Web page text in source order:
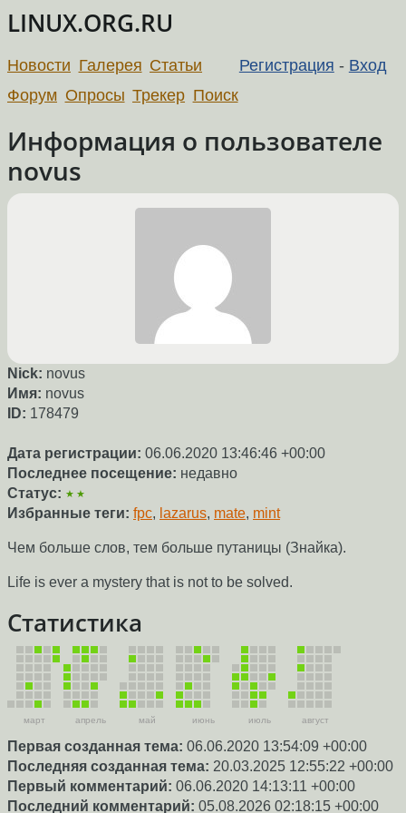
LINUX.ORG.RU
Регистрация - Вход
Новости Галерея Статьи
Форум Опросы Трекер Поиск
Информация о пользователе
novus
Nick: novus
Имя: novus
ID: 178479
Дата регистрации: 06.06.2020 13:46:46 +00:00
Последнее посещение: недавно
Статус: ★★
Избранные теги: fpc, lazarus, mate, mint
Чем больше слов, тем больше путаницы (Знайка).
Life is ever a mystery that is not to be solved.
Статистика
март апрель май июнь июль август
Первая созданная тема: 06.06.2020 13:54:09 +00:00
Последняя созданная тема: 20.03.2025 12:55:22 +00:00
Первый комментарий: 06.06.2020 14:13:11 +00:00
Последний комментарий: 05.08.2026 02:18:15 +00:00